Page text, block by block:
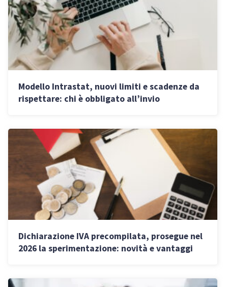
Modello Intrastat, nuovi limiti e scadenze da
rispettare: chi è obbligato all’invio
Dichiarazione IVA precompilata, prosegue nel
2026 la sperimentazione: novità e vantaggi